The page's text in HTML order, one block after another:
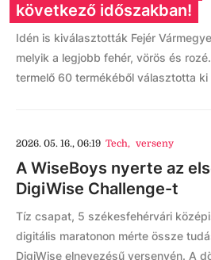
következő időszakban!
Idén is kiválasztották Fejér
melyik a legjobb fehér, vörös és
termelő 60 termékéből választotta ki
2026. 05. 16., 06:19 Tech, verseny
A WiseBoys nyerte az
DigiWise Challenge-t
Tíz csapat, 5 székesfehérvári
digitális maratonon mérte össze
DigiWise elnevezésű versenyén. A